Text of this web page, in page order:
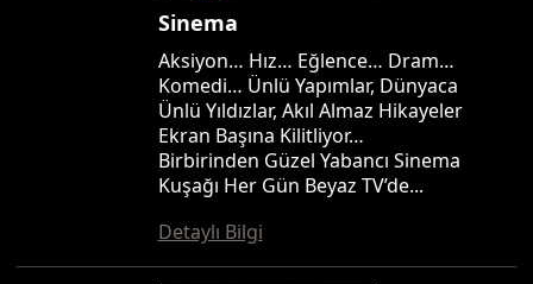
Sinema
Aksiyon… Hız… Eğlence… Dram…
Komedi… Ünlü Yapımlar, Dünyaca
Ünlü Yıldızlar, Akıl Almaz Hikayeler
Ekran Başına Kilitliyor…
Birbirinden Güzel Yabancı Sinema
Kuşağı Her Gün Beyaz TV’de...
Detaylı Bilgi